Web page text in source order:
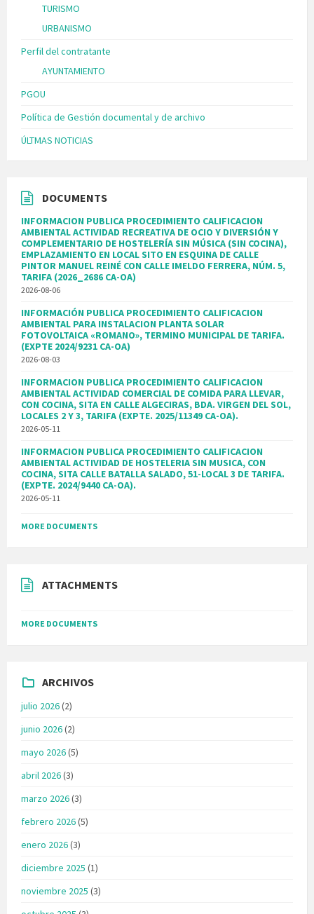
TURISMO
URBANISMO
Perfil del contratante
AYUNTAMIENTO
PGOU
Política de Gestión documental y de archivo
ÚLTMAS NOTICIAS
DOCUMENTS
INFORMACION PUBLICA PROCEDIMIENTO CALIFICACION
AMBIENTAL ACTIVIDAD RECREATIVA DE OCIO Y DIVERSIÓN Y
COMPLEMENTARIO DE HOSTELERÍA SIN MÚSICA (SIN COCINA),
EMPLAZAMIENTO EN LOCAL SITO EN ESQUINA DE CALLE
PINTOR MANUEL REINÉ CON CALLE IMELDO FERRERA, NÚM. 5,
TARIFA (2026_2686 CA-OA)
2026-08-06
INFORMACIÓN PUBLICA PROCEDIMIENTO CALIFICACION
AMBIENTAL PARA INSTALACION PLANTA SOLAR
FOTOVOLTAICA «ROMANO», TERMINO MUNICIPAL DE TARIFA.
(EXPTE 2024/9231 CA-OA)
2026-08-03
INFORMACION PUBLICA PROCEDIMIENTO CALIFICACION
AMBIENTAL ACTIVIDAD COMERCIAL DE COMIDA PARA LLEVAR,
CON COCINA, SITA EN CALLE ALGECIRAS, BDA. VIRGEN DEL SOL,
LOCALES 2 Y 3, TARIFA (EXPTE. 2025/11349 CA-OA).
2026-05-11
INFORMACION PUBLICA PROCEDIMIENTO CALIFICACION
AMBIENTAL ACTIVIDAD DE HOSTELERIA SIN MUSICA, CON
COCINA, SITA CALLE BATALLA SALADO, 51-LOCAL 3 DE TARIFA.
(EXPTE. 2024/9440 CA-OA).
2026-05-11
MORE DOCUMENTS
ATTACHMENTS
MORE DOCUMENTS
ARCHIVOS
julio 2026(2)
junio 2026(2)
mayo 2026(5)
abril 2026(3)
marzo 2026(3)
febrero 2026(5)
enero 2026(3)
diciembre 2025 (1)
noviembre 2025 (3)